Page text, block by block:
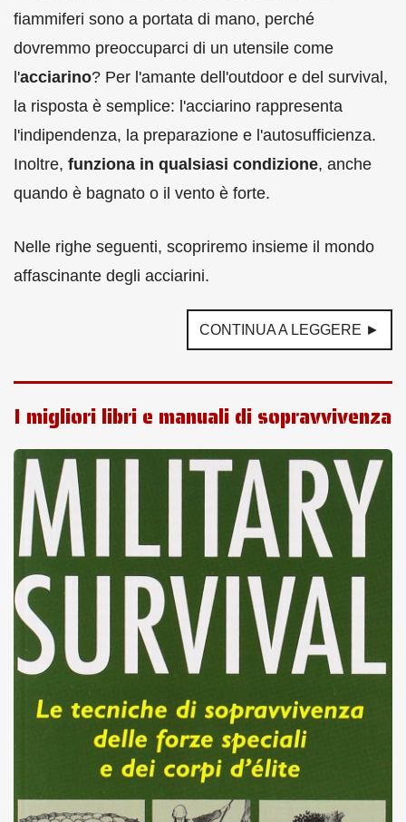
fiammiferi sono a portata di mano, perché
dovremmo preoccuparci di un utensile come
l'acciarino? Per l'amante dell'outdoor e del survival,
la risposta è semplice: l'acciarino rappresenta
l'indipendenza, la preparazione e l'autosufficienza.
Inoltre, funziona in qualsiasi condizione, anche
quando è bagnato o il vento è forte.
Nelle righe seguenti, scopriremo insieme il mondo
affascinante degli acciarini.
CONTINUA A LEGGERE ►
I migliori libri e manuali di sopravvivenza